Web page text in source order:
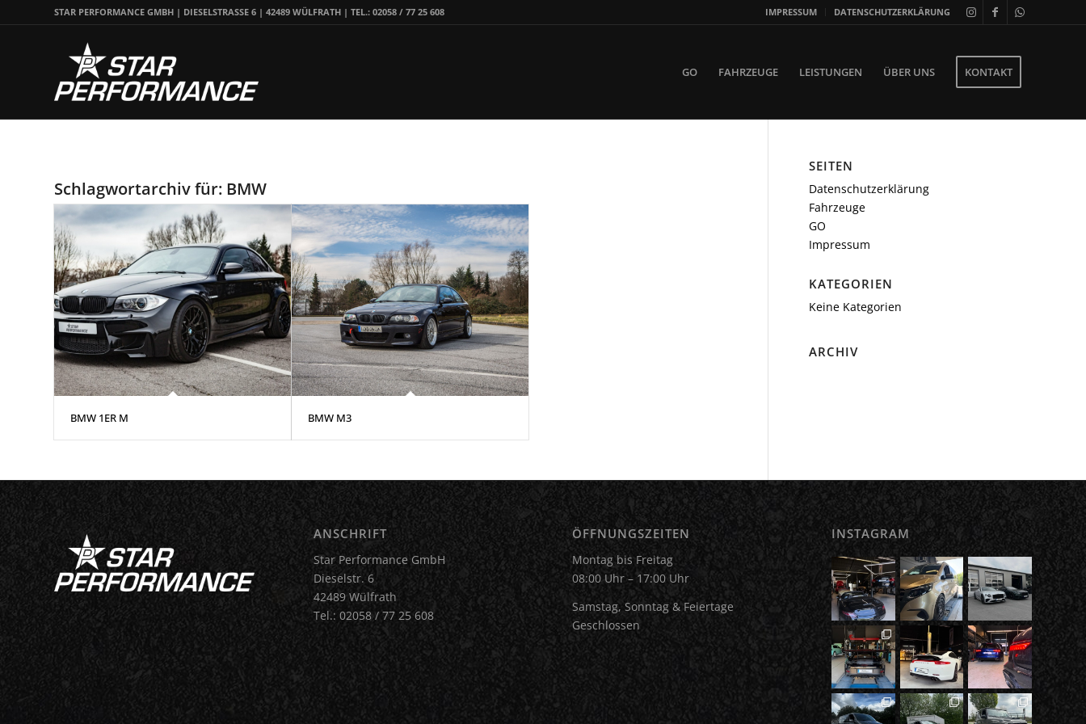
IMPRESSUM DATENSCHUTZERKLÄRUNG
STAR PERFORMANCE GMBH | DIESELSTRASSE 6 | 42489 WÜLFRATH | TEL.: 02058 / 77 25 608
GO FAHRZEUGE LEISTUNGEN ÜBER UNS KONTAKT
Schlagwortarchiv für: BMW
BMW 1ER M BMW M3
SEITEN
Datenschutzerklärung
Fahrzeuge
GO
Impressum
KATEGORIEN
Keine Kategorien
ARCHIV
ANSCHRIFT
Star Performance GmbH
Dieselstr. 6
42489 Wülfrath
Tel.: 02058 / 77 25 608
ÖFFNUNGSZEITEN
Montag bis Freitag
08:00 Uhr – 17:00 Uhr
Samstag, Sonntag & Feiertage
Geschlossen
INSTAGRAM